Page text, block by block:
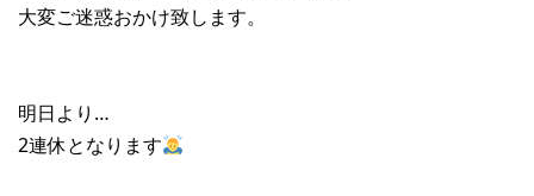
大変ご迷惑おかけ致します。
明日より…
2連休となります